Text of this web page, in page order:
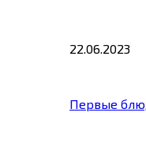
22.06.2023
Первые